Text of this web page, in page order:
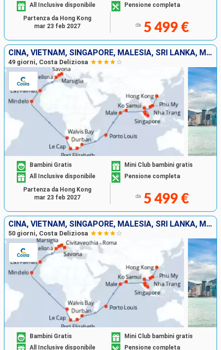
All Inclusive disponibile
Pensione completa
da 5 499 €
Partenza da Hong Kong
mar 23 feb 2027
CINA, VIETNAM, SINGAPORE, MALESIA, SRI LANKA, MALDIVE, MAURITIUS, SUD AFRICA, NAMIBIA, CAPO VERDE, ISOLE CANARIE, SPAGNA, FRANCIA, ITALIA
49 giorni, Costa Deliziosa
Bambini Gratis
Mini Club bambini gratis
All Inclusive disponibile
Pensione completa
da 5 499 €
Partenza da Hong Kong
mar 23 feb 2027
CINA, VIETNAM, SINGAPORE, MALESIA, SRI LANKA, MALDIVE, MAURITIUS, SUD AFRICA, NAMIBIA, CAPO VERDE, ISOLE CANARIE, SPAGNA, FRANCIA, ITALIA
50 giorni, Costa Deliziosa
Bambini Gratis
Mini Club bambini gratis
All Inclusive disponibile
Pensione completa